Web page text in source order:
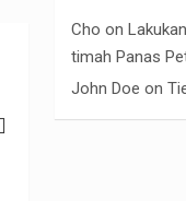
Cho on
timah Panas
John Doe on